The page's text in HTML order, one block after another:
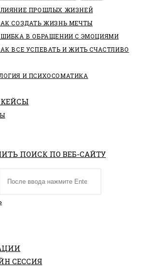
ПРОШЛЫХ ЖИЗНЕЙ
СОЗДАТЬ ЖИЗНЬ МЕЧТЫ
В ОБРАЩЕНИИ С ЭМОЦИЯМИ
ВСЕ УСПЕВАТЬ И ЖИТЬ СЧАСТЛИВО
И ПСИХОСОМАТИКА
ПОИСК ПО ВЕБ-САЙТУ
СЕССИЯ